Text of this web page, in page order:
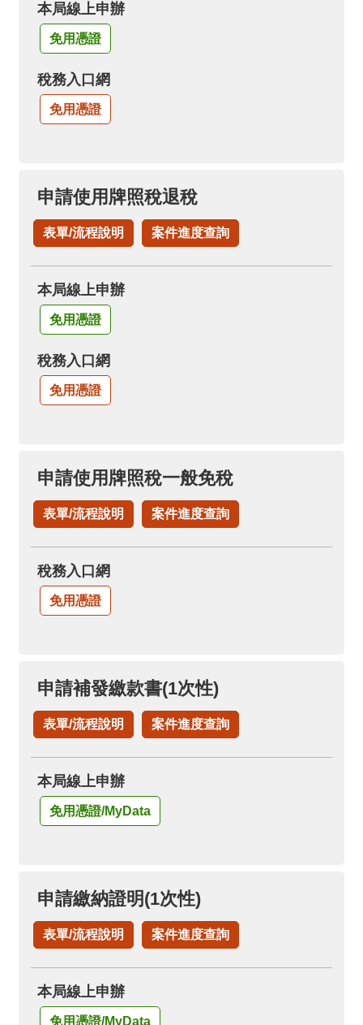
本局線上申辦
免用憑證
稅務入口網
免用憑證
申請使用牌照稅退稅
表單/流程說明 案件進度查詢
本局線上申辦
免用憑證
稅務入口網
免用憑證
申請使用牌照稅一般免稅
表單/流程說明 案件進度查詢
稅務入口網
免用憑證
申請補發繳款書(1次性)
表單/流程說明 案件進度查詢
本局線上申辦
免用憑證/MyData
申請繳納證明(1次性)
表單/流程說明 案件進度查詢
本局線上申辦
免用憑證/MyData